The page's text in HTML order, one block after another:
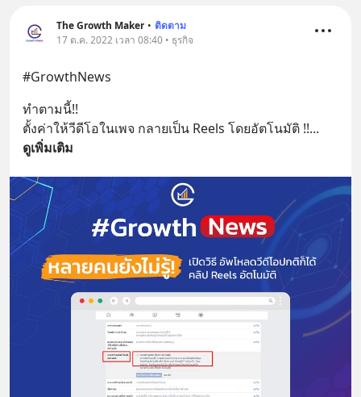
The Growth Maker • ติดตาม
17 ต.ค. 2022 เวลา 08:40 • ธุรกิจ
#GrowthNews
ทำตามนี้!!
ตั้งค่าให้วีดีโอในเพจ กลายเป็น Reels โดยอัตโนมัติ !!...
ดูเพิ่มเติม